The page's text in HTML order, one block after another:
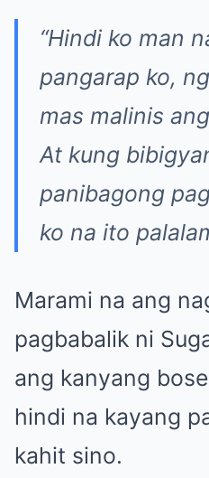
“Hindi ko man
pangarap ko,
mas malinis
At kung
panibagong
ko na ito
Marami na ang
pagbabalik ni
ang kanyang
hindi na kayang
kahit sino.